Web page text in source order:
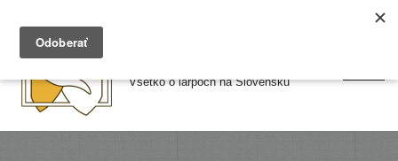
Preskočiť
Všetko o larpoch na Slovensku